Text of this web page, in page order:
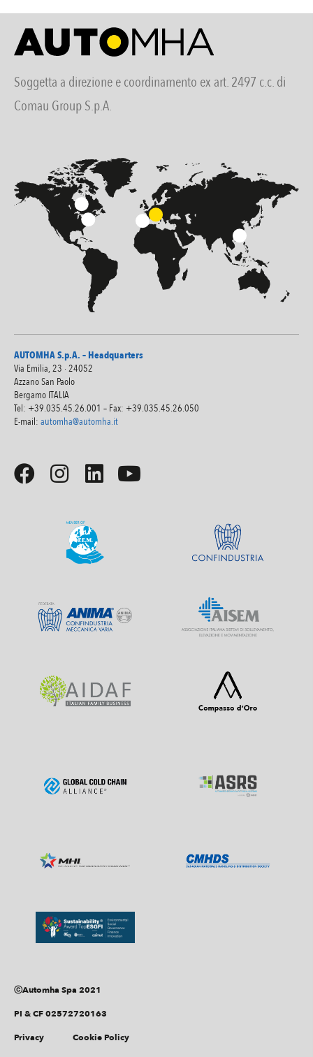
Soggetta a direzione e coordinamento ex art. 2497 c.c. di
Comau Group S.p.A.
AUTOMHA S.p.A. – Headquarters
Via Emilia, 23 · 24052
Azzano San Paolo
Bergamo ITALIA
Tel: +39.035.45.26.001 – Fax: +39.035.45.26.050
E-mail: automha@automha.it
ⓒAutomha Spa 2021
PI & CF 02572720163
Privacy Cookie Policy